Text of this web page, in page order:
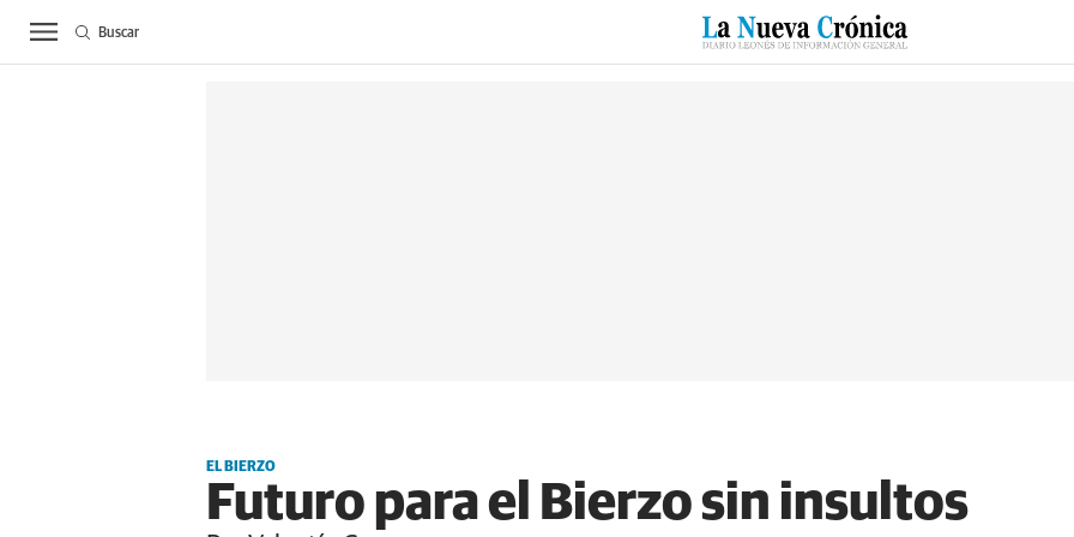
ACTUALIDAD BIERZO SUCESOS CULTURAS ESPECIALES DEPORTES
Buscar
EL BIERZO
Futuro para el Bierzo sin insultos